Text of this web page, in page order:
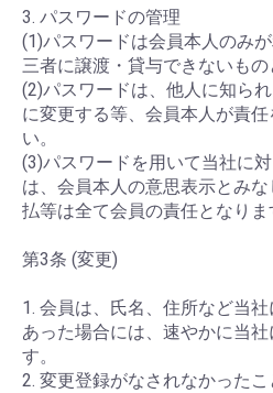
3. パスワードの管理
(1)パスワードは会員本人のみ
三者に譲渡・貸与できないもの
(2)パスワードは、他人に知ら
に変更する等、会員本人が責
い。
(3)パスワードを用いて当社に
は、会員本人の意思表示とみ
払等は全て会員の責任となりま
第3条 (変更)
1. 会員は、氏名、住所など当
あった場合には、速やかに当
す。
2. 変更登録がなされなかった